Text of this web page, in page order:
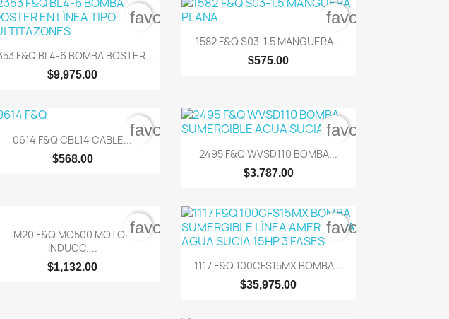
 Vista rápida
F&Q BL4-6 BOMBA BOSTER...
$9,975.00
favorite_border
 Vista rápida
1582 F&Q S03-1.5 MANGUERA...
$575.00
favorite_border
 Vista rápida
0614 F&Q CBL14 CABLE...
$568.00
favorite_border
 Vista rápida
2495 F&Q WVSD110 BOMBA...
$3,787.00
favorite_border
 Vista rápida
M20 F&Q MC500 MOTOR
INDUCC....
$1,132.00
favorite_border
 Vista rápida
1117 F&Q 100CFS15MX BOMBA...
$35,975.00
favorite_border